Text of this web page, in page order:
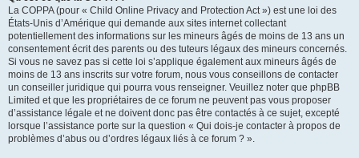
La COPPA (pour « Child Online Privacy and Protection Act ») est une loi des
États-Unis d’Amérique qui demande aux sites internet collectant
potentiellement des informations sur les mineurs âgés de moins de 13 ans un
consentement écrit des parents ou des tuteurs légaux des mineurs concernés.
Si vous ne savez pas si cette loi s’applique également aux mineurs âgés de
moins de 13 ans inscrits sur votre forum, nous vous conseillons de contacter
un conseiller juridique qui pourra vous renseigner. Veuillez noter que phpBB
Limited et que les propriétaires de ce forum ne peuvent pas vous proposer
d’assistance légale et ne doivent donc pas être contactés à ce sujet, excepté
lorsque l’assistance porte sur la question « Qui dois-je contacter à propos de
problèmes d’abus ou d’ordres légaux liés à ce forum ? ».